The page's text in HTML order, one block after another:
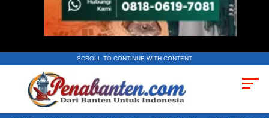
SCROLL TO CONTINUE WITH CONTENT